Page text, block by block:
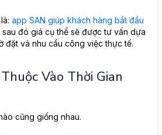
app SAN giúp khách hàng bắt đầu
, sau đó giá cụ thể sẽ được tư vấn dựa
đặt và nhu cầu công việc thực tế.
Vào Thời Gian
cũng giống nhau.